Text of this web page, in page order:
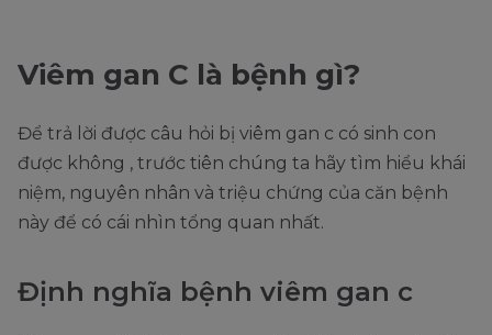
Viêm gan C là bệnh gì?
Để trả lời được câu hỏi bị viêm gan c có sinh con
được không , trước tiên chúng ta hãy tìm hiểu khái
niệm, nguyên nhân và triệu chứng của căn bệnh
này để có cái nhìn tổng quan nhất.
Định nghĩa bệnh viêm gan c